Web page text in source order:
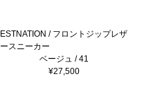
ESTNATION / フロントジップレザ
ースニーカー
ベージュ / 41
¥27,500